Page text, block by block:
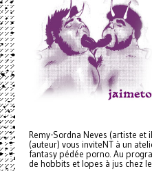
Remy-Sordna Neves (artiste
(auteur) vous inviteNT à un
fantasy pédée porno. Au
de hobbits et lopes à jus chez